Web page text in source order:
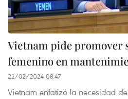
Vietnam pide promover
femenino en
22/02/2024 08:47
Vietnam enfatizó la necesidad